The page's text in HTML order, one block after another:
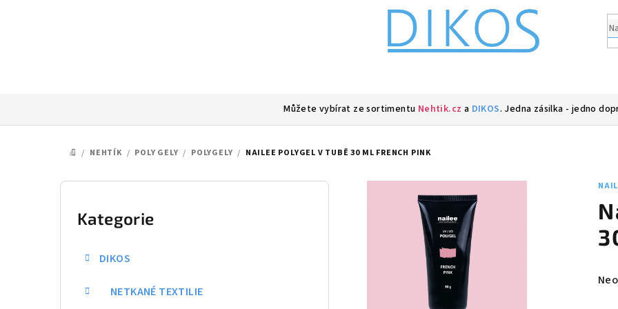
Můžete vybírat ze sortimentu Nehtik.cz a DIKOS. Jedna zásilka - jedno
DOMŮ
/ NEHTÍK / POLY GELY / POLYGELY / NAILEE POLYGEL V TUBĚ 30 ML FRENCH PINK
P
Přeskočit
kategorie
Kategorie
DIKOS
NETKANÉ TEXTILIE